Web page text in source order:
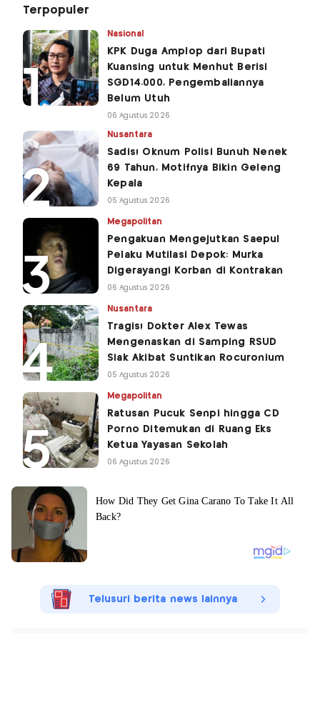
Terpopuler
Nasional
KPK Duga Amplop dari Bupati
Kuansing untuk Menhut Berisi
SGD14.000, Pengembaliannya
Belum Utuh
06 Agustus 2026
Nusantara
Sadis! Oknum Polisi Bunuh Nenek
69 Tahun, Motifnya Bikin Geleng
Kepala
05 Agustus 2026
Megapolitan
Pengakuan Mengejutkan Saepul
Pelaku Mutilasi Depok: Murka
Digerayangi Korban di Kontrakan
06 Agustus 2026
Nusantara
Tragis! Dokter Alex Tewas
Mengenaskan di Samping RSUD
Siak Akibat Suntikan Rocuronium
05 Agustus 2026
Megapolitan
Ratusan Pucuk Senpi hingga CD
Porno Ditemukan di Ruang Eks
Ketua Yayasan Sekolah
06 Agustus 2026
Telusuri berita news lainnya